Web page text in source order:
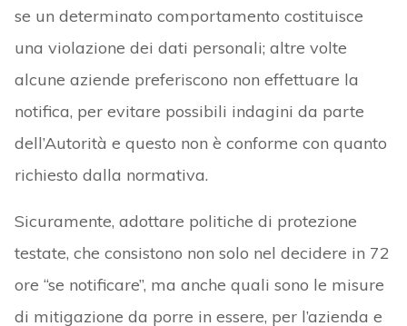
se un determinato comportamento costituisce
una violazione dei dati personali; altre volte
alcune aziende preferiscono non effettuare la
notifica, per evitare possibili indagini da parte
dell’Autorità e questo non è conforme con quanto
richiesto dalla normativa.
Sicuramente, adottare politiche di protezione
testate, che consistono non solo nel decidere in 72
ore “se notificare”, ma anche quali sono le misure
di mitigazione da porre in essere, per l’azienda e